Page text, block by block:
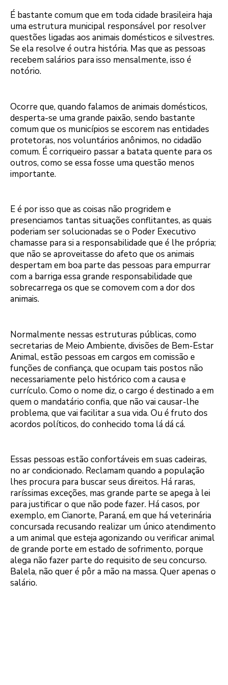
É bastante comum que em toda cidade brasileira haja
uma estrutura municipal responsável por resolver
questões ligadas aos animais domésticos e silvestres.
Se ela resolve é outra história. Mas que as pessoas
recebem salários para isso mensalmente, isso é
notório.
Ocorre que, quando falamos de animais domésticos,
desperta-se uma grande paixão, sendo bastante
comum que os municípios se escorem nas entidades
protetoras, nos voluntários anônimos, no cidadão
comum. É corriqueiro passar a batata quente para os
outros, como se essa fosse uma questão menos
importante.
E é por isso que as coisas não progridem e
presenciamos tantas situações conflitantes, as quais
poderiam ser solucionadas se o Poder Executivo
chamasse para si a responsabilidade que é lhe própria;
que não se aproveitasse do afeto que os animais
despertam em boa parte das pessoas para empurrar
com a barriga essa grande responsabilidade que
sobrecarrega os que se comovem com a dor dos
animais.
Normalmente nessas estruturas públicas, como
secretarias de Meio Ambiente, divisões de Bem-Estar
Animal, estão pessoas em cargos em comissão e
funções de confiança, que ocupam tais postos não
necessariamente pelo histórico com a causa e
currículo. Como o nome diz, o cargo é destinado a em
quem o mandatário confia, que não vai causar-lhe
problema, que vai facilitar a sua vida. Ou é fruto dos
acordos políticos, do conhecido toma lá dá cá.
Essas pessoas estão confortáveis em suas cadeiras,
no ar condicionado. Reclamam quando a população
lhes procura para buscar seus direitos. Há raras,
raríssimas exceções, mas grande parte se apega à lei
para justificar o que não pode fazer. Há casos, por
exemplo, em Cianorte, Paraná, em que há veterinária
concursada recusando realizar um único atendimento
a um animal que esteja agonizando ou verificar animal
de grande porte em estado de sofrimento, porque
alega não fazer parte do requisito de seu concurso.
Balela, não quer é pôr a mão na massa. Quer apenas o
salário.